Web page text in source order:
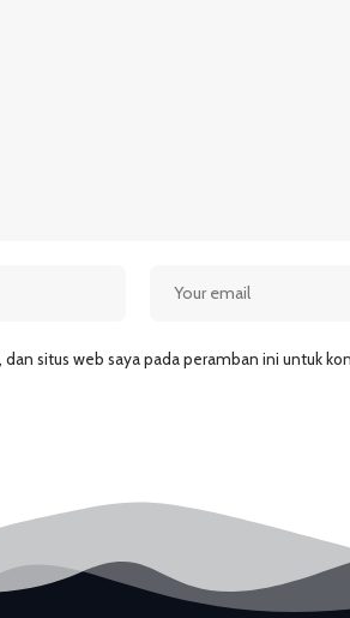
situs web saya pada peramban ini untuk